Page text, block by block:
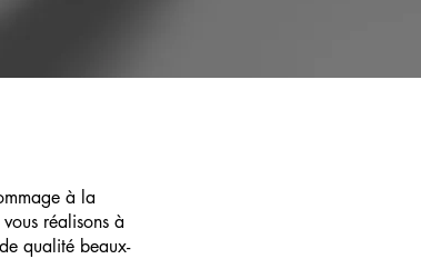
à la
réalisons à
qualité beaux-